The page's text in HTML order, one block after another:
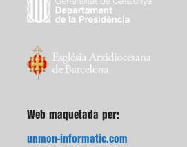
Web maquetada per:
unmon-informatic.com